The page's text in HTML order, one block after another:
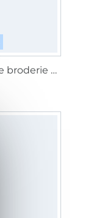
Fichier modèle broderie 2 Unikati